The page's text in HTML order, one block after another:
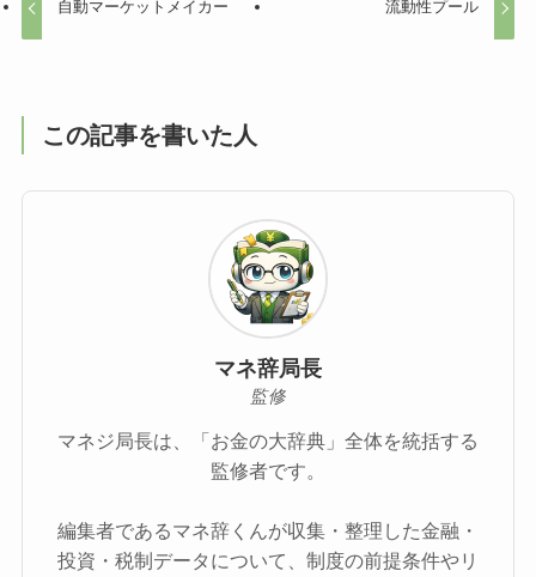
自動マーケットメイカー 流動性プール
この記事を書いた人
マネ辞局長
監修
マネジ局長は、「お金の大辞典」全体を統括する
監修者です。
編集者であるマネ辞くんが収集・整理した金融・
投資・税制データについて、制度の前提条件やリ